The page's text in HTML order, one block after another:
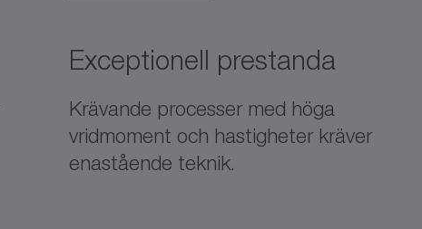
Exceptionell prestanda
Krävande processer med höga
vridmoment och hastigheter kräver
enastående teknik.